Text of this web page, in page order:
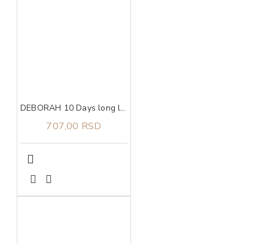
DEBORAH 10 Days long lak za nokte 854
707,00 RSD